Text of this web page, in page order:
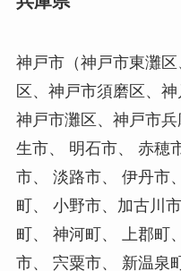
神戸市（神戸市東灘
区、神戸市須磨区、神
神戸市灘区、神戸市
生市、 明石市、 赤穂
市、 淡路市、 伊丹市
町、 小野市、加古川
町、 神河町、 上郡町
市、 宍粟市、 新温泉